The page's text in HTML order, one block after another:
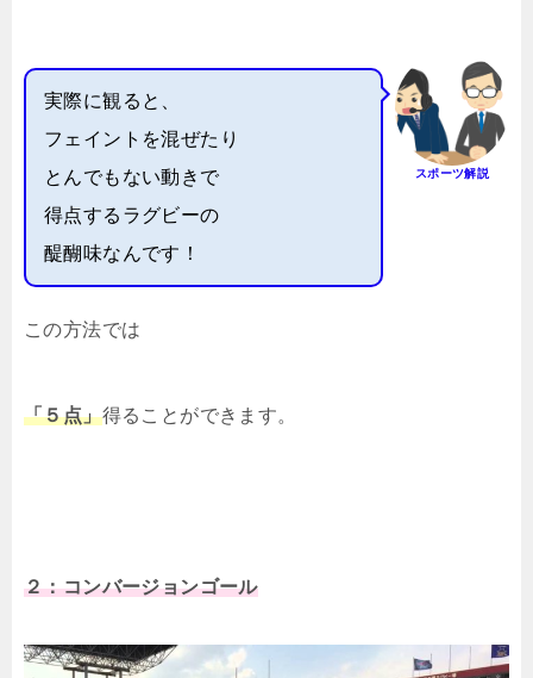
実際に観ると、
フェイントを混ぜたり
とんでもない動きで
得点するラグビーの
醍醐味なんです！
スポーツ解説
この方法では
「５点」得ることができます。
２：コンバージョンゴール